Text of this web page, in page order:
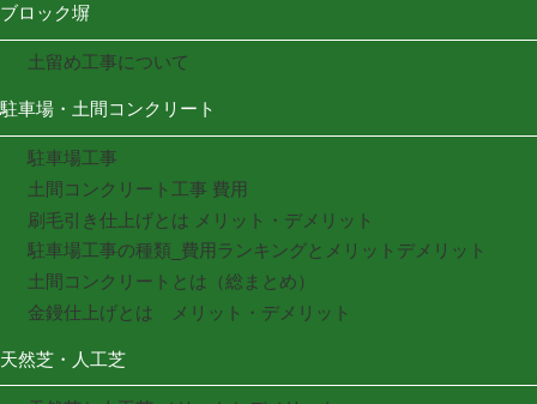
ブロック塀
土留め工事について
駐車場・土間コンクリート
駐車場工事
土間コンクリート工事 費用
刷毛引き仕上げとは メリット・デメリット
駐車場工事の種類_費用ランキングとメリットデメリット
土間コンクリートとは（総まとめ）
金鏝仕上げとは メリット・デメリット
天然芝・人工芝